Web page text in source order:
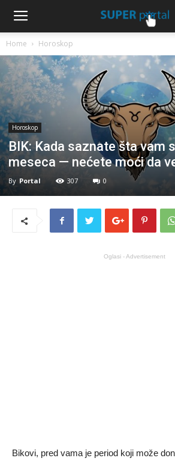
Home Horoskop
Horoskop
BIK: Kada saznate šta vam
meseca — nećete moći da
By Portal 307 0
Oglasi - Advertisement
Bikovi, pred vama je period koji može